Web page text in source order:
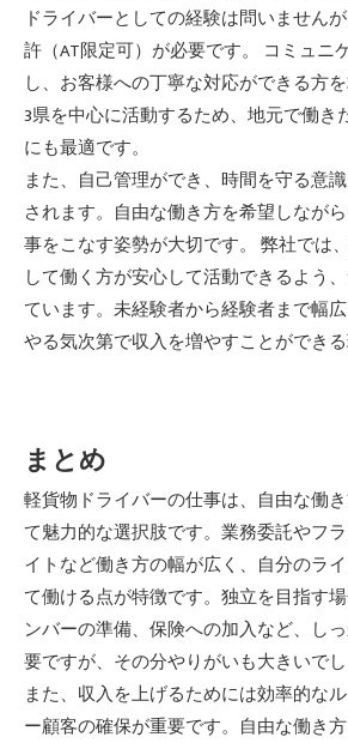
ドライバーとしての経験は問いません
許（AT限定可）が必要です。 コミュニ
し、お客様への丁寧な対応ができる方
3県を中心に活動するため、地元で働き
にも最適です。
また、自己管理ができ、時間を守る意
されます。自由な働き方を希望しなが
事をこなす姿勢が大切です。 弊社では
して働く方が安心して活動できるよう
ています。未経験者から経験者まで幅広
やる気次第で収入を増やすことができる
まとめ
軽貨物ドライバーの仕事は、自由な働
て魅力的な選択肢です。業務委託やフ
イトなど働き方の幅が広く、自分のラ
て働ける点が特徴です。独立を目指す
ンバーの準備、保険への加入など、し
要ですが、その分やりがいも大きいでし
また、収入を上げるためには効率的な
ー顧客の確保が重要です。自由な働き